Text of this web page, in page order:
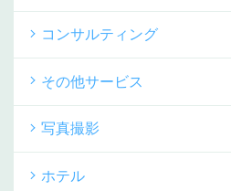
コンサルティング
その他サービス
写真撮影
ホテル